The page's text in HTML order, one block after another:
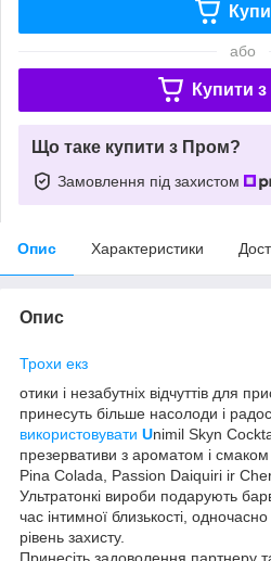
або
Купити з
Що таке купити з Пром?
Замовлення під захистом
Опис Характеристики
Опис
Трохи екз
отики і незабутніх відчуттів для
принесуть більше насолоди і
використовувати Unimil Skyn
презервативи з ароматом і смаком
Pina Colada, Passion Daiquiri ir
Ультратонкі вироби подарують
час інтимної близькості,
рівень захисту.
Принесіть задоволення партнеру